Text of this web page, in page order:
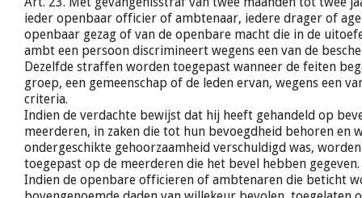
ieder openbaar officier of ambtenaar, iedere drager of
openbaar gezag of van de openbare macht die in de
ambt een persoon discrimineert wegens een van de
Dezelfde straffen worden toegepast wanneer de feiten
groep, een gemeenschap of de leden ervan, wegens een
criteria.
Indien de verdachte bewijst dat hij heeft gehandeld op
meerderen, in zaken die tot hun bevoegdheid behoren en
ondergeschikte gehoorzaamheid verschuldigd was,
toegepast op de meerderen die het bevel hebben gegeven.
Indien de openbare officieren of ambtenaren die beticht